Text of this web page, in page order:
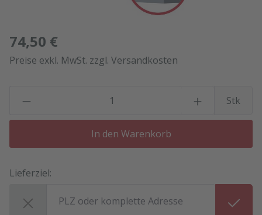
74,50 €
Preise exkl. MwSt. zzgl. Versandkosten
Stk
In den Warenkorb
Lieferziel: